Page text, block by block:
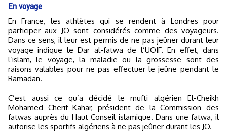
En voyage
En France, les athlètes qui se rendent à Londres pour
participer aux JO sont considérés comme des voyageurs.
Dans ce sens, il leur est permis de ne pas jeûner durant leur
voyage indique le Dar al-fatwa de l’UOIF. En effet, dans
l’islam, le voyage, la maladie ou la grossesse sont des
raisons valables pour ne pas effectuer le jeûne pendant le
Ramadan.
C’est aussi ce qu’a décidé le mufti algérien El-Cheikh
Mohamed Cherif Kahar, président de la Commission des
fatwas auprès du Haut Conseil islamique. Dans une fatwa, il
autorise les sportifs algériens à ne pas jeûner durant les JO.